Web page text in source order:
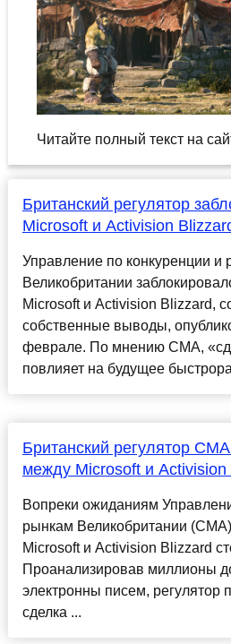
Читайте полный текст на
Британский регулятор
Microsoft и Activision
Управление по конкуренции и
Великобритании
Microsoft и Activision Blizzard,
собственные выводы,
феврале. По мнению CMA,
повлияет на будущее
Британский регулятор
между Microsoft и Activision
Вопреки ожиданиям
рынкам Великобритании
Microsoft и Activision Blizzard
Проанализировав миллионы
электронны писем, регулятор
сделка ...